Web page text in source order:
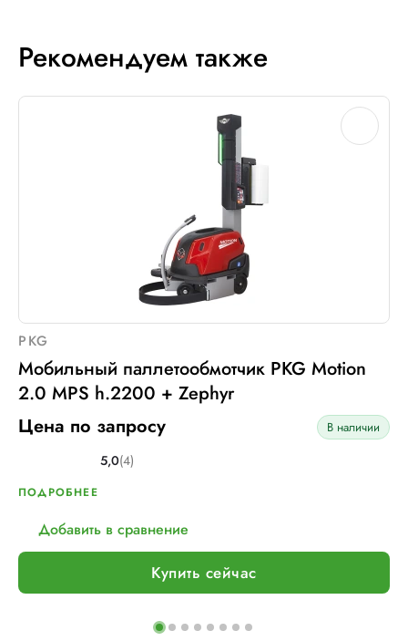
Рекомендуем также
PKG
Мобильный паллетообмотчик PKG Motion
2.0 MPS h.2200 + Zephyr
Цена по запросу
В наличии
5,0(4)
ПОДРОБНЕЕ
Добавить в сравнение
Купить сейчас